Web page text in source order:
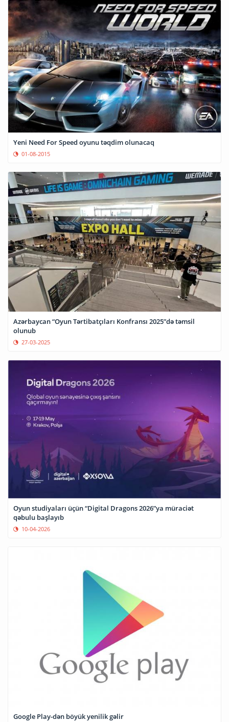
Yeni Need For Speed oyunu təqdim olunacaq
01-08-2015
Azərbaycan “Oyun Tərtibatçıları Konfransı 2025”də təmsil
olunub
27-03-2025
Oyun studiyaları üçün “Digital Dragons 2026”ya müraciət
qəbulu başlayıb
10-04-2026
Google Play-dən böyük yenilik gəlir